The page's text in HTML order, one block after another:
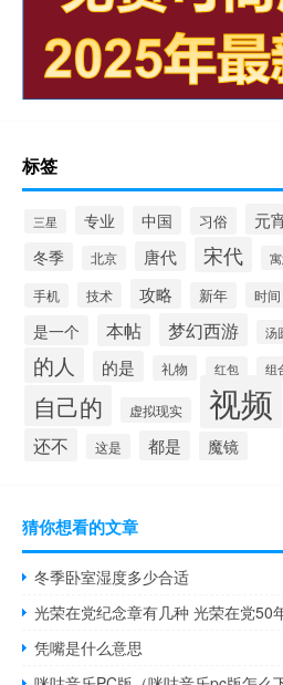
标签
三星 专业 中国 习俗 元
冬季 北京 唐代 宋代
手机 技术 攻略 新年 时间
是一个
本帖 梦幻西游 汤
的人 的是 礼物 红包 组
自己的 虚拟现实 视频
还不 这是 都是 魔镜
猜你想看的文章
冬季卧室湿度多少合适
光荣在党纪念章有几种 光荣在党50
凭嘴是什么意思